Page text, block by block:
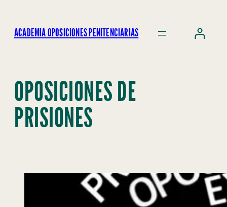
ACADEMIA OPOSICIONES PENITENCIARIAS
OPOSICIONES DE
PRISIONES